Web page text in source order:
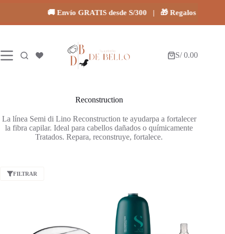
🚚 Envío GRATIS desde S/300 | 🎁 Regalos en todas
Carro
S/0.00
Reconstruction
La línea Semi di Lino Reconstruction te ayudarpa a fortalecer
la fibra capilar. Ideal para cabellos dañados o químicamente
Tratados. Repara, reconstruye, fortalece.
FILTRAR